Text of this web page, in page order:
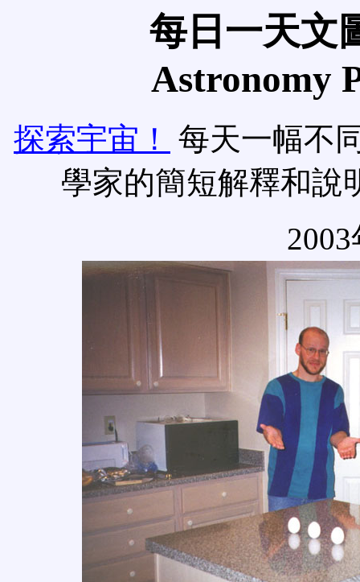
每日一天文
Astronomy
探索宇宙！
每天一幅不
學家的簡短解釋和說